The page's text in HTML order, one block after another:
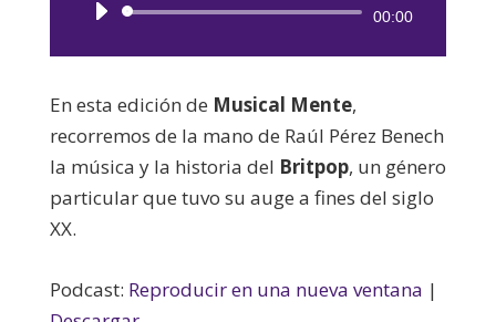
Reproductor
00:00
En esta edición de Musical Mente,
recorremos de la mano de Raúl Pérez Benech
la música y la historia del Britpop, un género
particular que tuvo su auge a fines del siglo
XX.
Podcast: Reproducir en una nueva ventana |